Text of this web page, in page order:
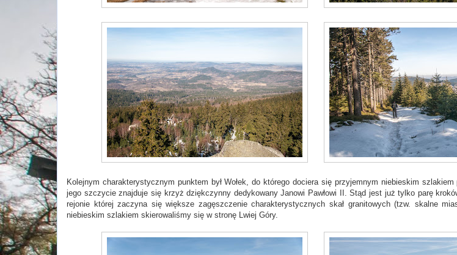
Kolejnym charakterystycznym punktem był Wołek, do którego dociera się przyjemnym niebieskim szlakiem
jego szczycie znajduje się krzyż dziękczynny dedykowany Janowi Pawłowi II. Stąd jest już tylko parę
rejonie której zaczyna się większe zagęszczenie charakterystycznych skał granitowych (tzw. skalne
niebieskim szlakiem skierowaliśmy się w stronę Lwiej Góry.